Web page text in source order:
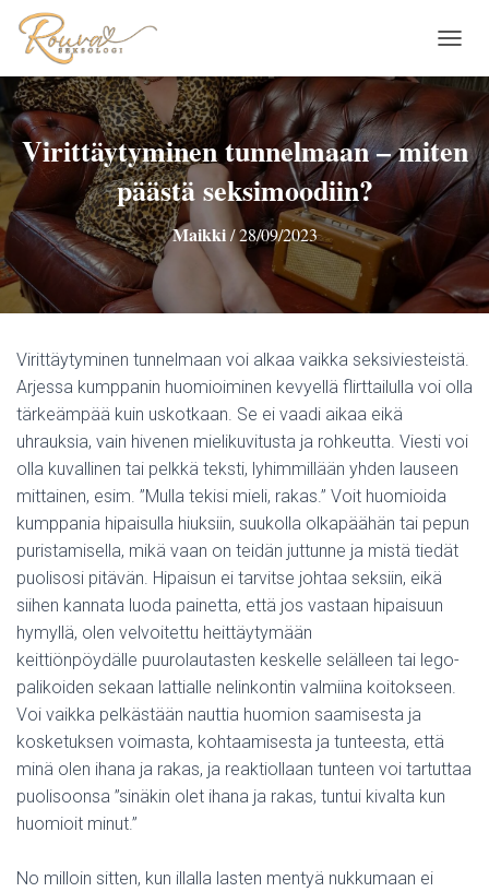
A
G
O
I
P
Ä
E
/
I
S
Virittäytyminen tunnelmaan – miten
päästä seksimoodiin?
Maikki/28/09/2023
Virittäytyminen tunnelmaan voi alkaa vaikka seksiviesteistä.
Arjessa kumppanin huomioiminen kevyellä flirttailulla voi olla
tärkeämpää kuin uskotkaan. Se ei vaadi aikaa eikä
uhrauksia, vain hivenen mielikuvitusta ja rohkeutta. Viesti voi
olla kuvallinen tai pelkkä teksti, lyhimmillään yhden lauseen
mittainen, esim. ”Mulla tekisi mieli, rakas.” Voit huomioida
kumppania hipaisulla hiuksiin, suukolla olkapäähän tai pepun
puristamisella, mikä vaan on teidän juttunne ja mistä tiedät
puolisosi pitävän. Hipaisun ei tarvitse johtaa seksiin, eikä
siihen kannata luoda painetta, että jos vastaan hipaisuun
hymyllä, olen velvoitettu heittäytymään
keittiönpöydälle puurolautasten keskelle selälleen tai lego-
palikoiden sekaan lattialle nelinkontin valmiina koitokseen.
Voi vaikka pelkästään nauttia huomion saamisesta ja
kosketuksen voimasta, kohtaamisesta ja tunteesta, että
minä olen ihana ja rakas, ja reaktiollaan tunteen voi tartuttaa
puolisoonsa ”sinäkin olet ihana ja rakas, tuntui kivalta kun
huomioit minut.”
No milloin sitten, kun illalla lasten mentyä nukkumaan ei